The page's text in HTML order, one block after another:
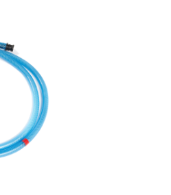
Toevoegen
aan
verlanglijst